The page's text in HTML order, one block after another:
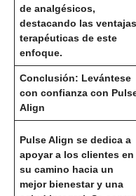
de analgésicos,
destacando las ventajas
terapéuticas de este
enfoque.
Conclusión: Levántese
con confianza con
Align
Pulse Align se dedica a
apoyar a los clientes en
su camino hacia un
mejor bienestar y una